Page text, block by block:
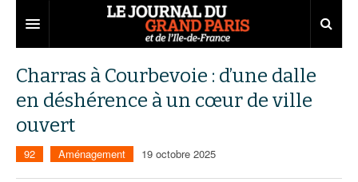
Grand Paris
Territoires
Aménagement
Collectivités
Entreprises
Développement économique
Départements
Charras à Courbevoie : d’une dalle
en déshérence à un cœur de ville
ouvert
92 Aménagement 19 octobre 2025